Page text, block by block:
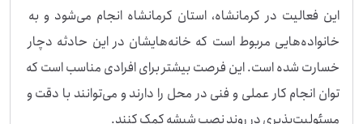
این فعالیت در کرمانشاه، استان کرمانشاه انجام می‌شود و به
خانواده‌هایی مربوط است که خانه‌هایشان در این حادثه دچار
خسارت شده است. این فرصت بیشتر برای افرادی مناسب است که
توان انجام کار عملی و فنی در محل را دارند و می‌توانند با دقت و